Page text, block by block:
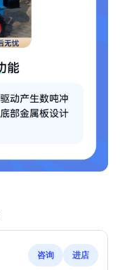
咨询 进店